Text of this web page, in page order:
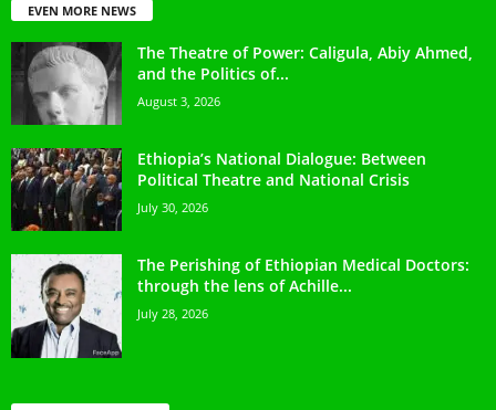
EVEN MORE NEWS
The Theatre of Power: Caligula, Abiy Ahmed,
and the Politics of...
August 3, 2026
Ethiopia’s National Dialogue: Between
Political Theatre and National Crisis
July 30, 2026
The Perishing of Ethiopian Medical Doctors:
through the lens of Achille...
July 28, 2026